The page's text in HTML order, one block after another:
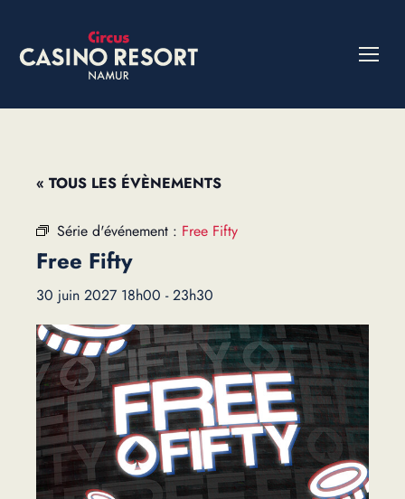
« TOUS LES ÉVÈNEMENTS
Série d'événement : Free Fifty
Free Fifty
30 juin 2027 18h00 -23h30